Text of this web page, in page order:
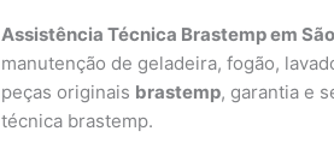
Assistência Técnica Brastemp em
manutenção de geladeira, fogão,
peças originais brastemp, garantia e
técnica brastemp.